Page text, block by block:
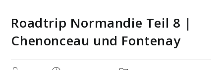
Roadtrip Normandie Teil 8 |
Chenonceau und Fontenay